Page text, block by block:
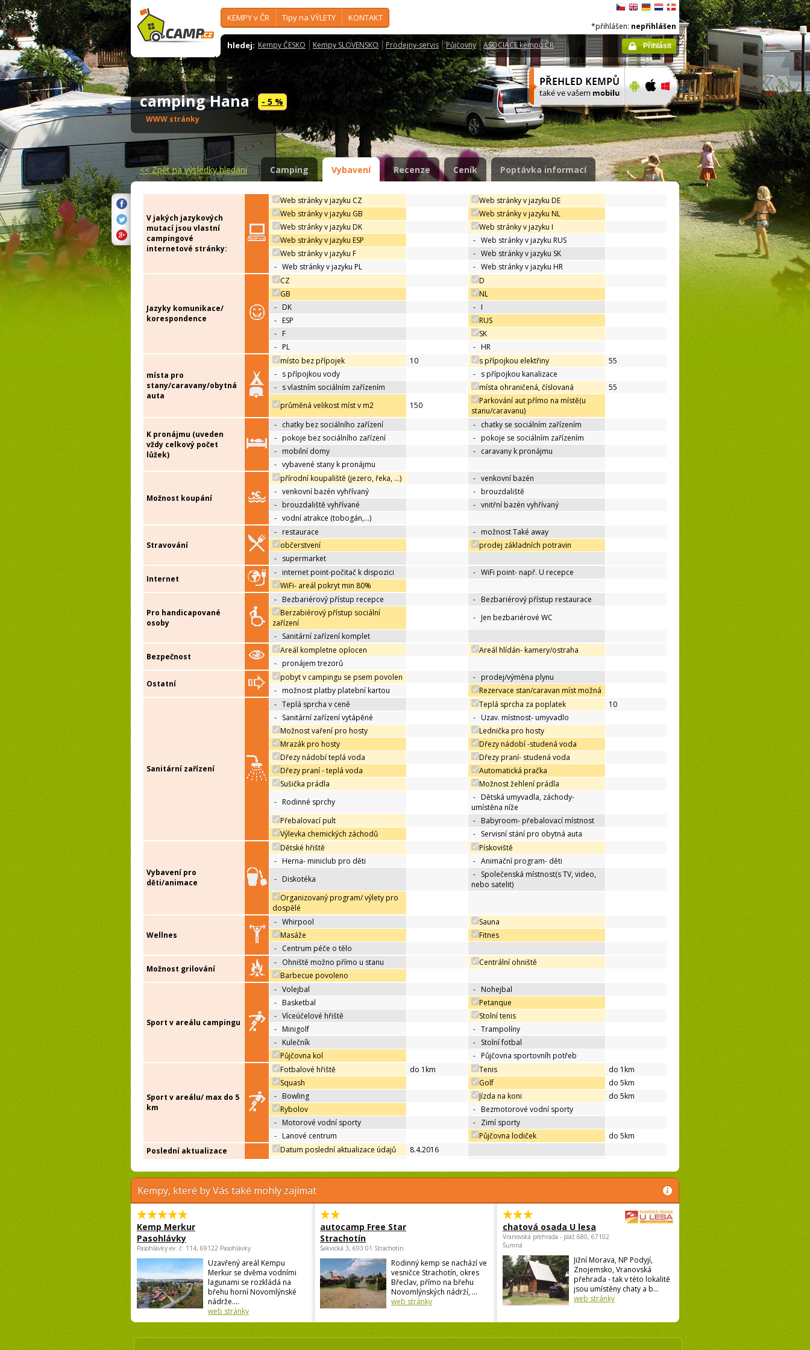
KEMPY v ČR Tipy na VÝLETY KONTAKT
hledej: Kempy ČESKO Kempy SLOVENSKO Prodejny-servis Půjčovny ASOCIACE kempů ČR
*přihlášen: nepřihlášen
Přihlásit
camping Hana - 5 %
WWW stránky
<<Zpět na výsledky hledání Camping Vybavení Recenze Ceník Poptávka informací
V jakých jazykových
mutací jsou vlastní
campingové
internetové stránky:
Web stránky v jazyku CZ
Web stránky v jazyku DE
Web stránky v jazyku GB
Web stránky v jazyku NL
Web stránky v jazyku DK
Web stránky v jazyku I
Web stránky v jazyku ESP
- Web stránky v jazyku RUS
Web stránky v jazyku F
- Web stránky v jazyku SK
- Web stránky v jazyku PL - Web stránky v jazyku HR
Jazyky komunikace/
korespondence
CZ
D
GB
NL
- DK - I
- ESP
RUS
- F
SK
- PL - HR
místa pro
stany/caravany/obytná
auta
místo bez přípojek 10 s přípojkou elektřiny
55
- s přípojkou vody - s přípojkou kanalizace
- s vlastním sociálním zařízením místa ohraničená, číslovaná
55
průměná velikost míst v m2
150
Parkování aut přímo na místě(u
stanu/caravanu)
K pronájmu (uveden
vždy celkový počet
lůžek)
- chatky bez sociálního zařízení - chatky se sociálním zařízením
- pokoje bez sociálního zařízení - pokoje se sociálním zařízením
- mobilní domy - caravany k pronájmu
- vybavené stany k pronájmu
Možnost koupání
přírodní koupaliště (jezero, řeka, …) - venkovní bazén
- venkovní bazén vyhřívaný - brouzdaliště
- brouzdaliště vyhřívané - vnitřní bazén vyhřívaný
- vodní atrakce (tobogán,…)
Stravování
- restaurace - možnost Také away
občerstvení
prodej základních potravin
- supermarket
Internet
- internet point-počitač k dispozici - WiFi point- např. U recepce
WiFi- areál pokryt min 80%
Pro handicapované
osoby
- Bezbariérový přístup recepce - Bezbariérový přístup restaurace
Berzabiérový přístup sociální
zařízení
- Jen bezbariérové WC
- Sanitární zařízení komplet
Bezpečnost
Areál kompletne oplocen
Areál hlídán- kamery/ostraha
- pronájem trezorů
Ostatní
pobyt v campingu se psem povolen - prodej/výměna plynu
- možnost platby platební kartou Rezervace stan/caravan míst možná
Sanitární zařízení
- Teplá sprcha v ceně Teplá sprcha za poplatek
10
- Sanitární zařízení vytápěné - Uzav. místnost- umyvadlo
Možnost vaření pro hosty
Lednička pro hosty
Mrazák pro hosty
Dřezy nádobí -studená voda
Dřezy nádobí teplá voda
Dřezy praní- studená voda
Dřezy praní - teplá voda
Automatická pračka
Sušička prádla
Možnost žehlení prádla
- Rodinné sprchy - Dětská umyvadla, záchody-
umístěna níže
Přebalovací pult
- Babyroom- přebalovací místnost
Výlevka chemických záchodů
- Servisní stání pro obytná auta
Vybavení pro
děti/animace
Dětské hřiště
Pískoviště
- Herna- miniclub pro děti - Animační program- děti
- Diskotéka - Společenská místnost(s TV, video,
nebo satelit)
Organizovaný program/ výlety pro
dospělé
Wellnes
- Whirpool
Sauna
Masáže
Fitnes
- Centrum péče o tělo
Možnost grilování
- Ohniště možno přímo u stanu
Centrální ohniště
Barbecue povoleno
Sport v areálu campingu
- Volejbal - Nohejbal
- Basketbal
Petanque
- Víceúčelové hřiště
Stolní tenis
- Minigolf - Trampolíny
- Kulečník - Stolní fotbal
Půjčovna kol
- Půjčovna sportovníh potřeb
Sport v areálu/ max do 5
km
Fotbalové hřiště do 1km Tenis
do 1km
Squash
Golf
do 5km
- Bowling Jízda na koni
do 5km
Rybolov
- Bezmotorové vodní sporty
- Motorové vodní sporty - Zimí sporty
- Lanové centrum Půjčovna lodiček
do 5km
Poslední aktualizace
Datum poslední aktualizace údajů 8.4.2016
Kempy, které by Vás také mohly zajímat
Kemp Merkur
Pasohlávky
Pasohlávky ev. č. 114, 69122 Pasohlávky
Uzavřený areál Kempu
Merkur se dvěma vodními
lagunami se rozkládá na
břehu horní Novomlýnské
nádrže....
web stránky
autocamp Free Star
Strachotín
Šakvická 3, 693 01 Strachotín
Rodinný kemp se nachází ve
vesničce Strachotín, okres
Břeclav, přímo na břehu
Novomlýnských nádrží, ...
web stránky
chatová osada U lesa
Vranovská přehrada - pláž 680, 67102
Šumná
Jižní Morava, NP Podyjí,
Znojemsko, Vranovská
přehrada - tak v této lokalitě
jsou umístěny chaty a b...
web stránky